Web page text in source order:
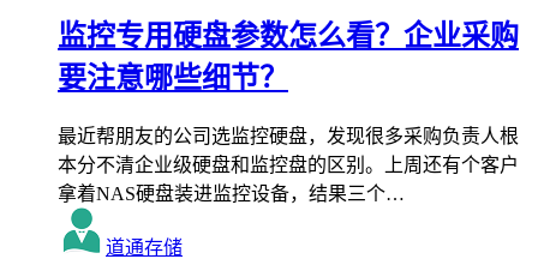
监控专用硬盘参数怎么看？企业采购
要注意哪些细节？
最近帮朋友的公司选监控硬盘，发现很多采购负责人根
本分不清企业级硬盘和监控盘的区别。上周还有个客户
拿着NAS硬盘装进监控设备，结果三个…
道通存储